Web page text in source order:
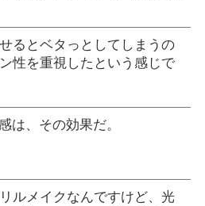
るとベタっとしてしまうの
性を重視したという感じで
は、その効果だ。
ルメイクなんですけど、光